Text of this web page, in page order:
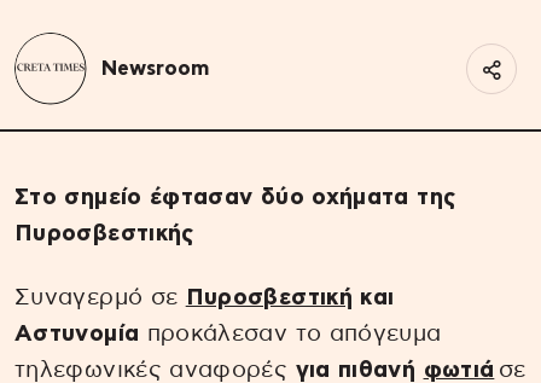
Newsroom
Στο σημείο έφτασαν δύο οχήματα της
Πυροσβεστικής
Συναγερμό σε Πυροσβεστική και
Αστυνομία προκάλεσαν το απόγευμα
τηλεφωνικές αναφορές για πιθανή φωτιά σε